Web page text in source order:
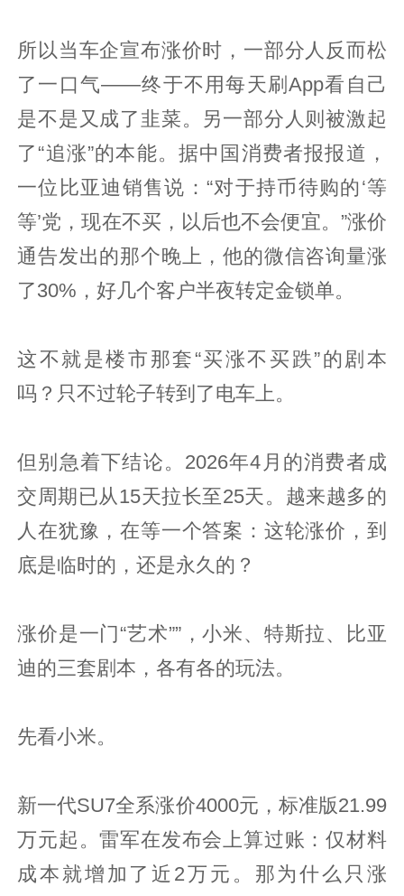
所以当车企宣布涨价时，一部分人反而松
了一口气——终于不用每天刷App看自己
是不是又成了韭菜。另一部分人则被激起
了“追涨”的本能。据中国消费者报报道，
一位比亚迪销售说：“对于持币待购的‘等
等’党，现在不买，以后也不会便宜。”涨价
通告发出的那个晚上，他的微信咨询量涨
了30%，好几个客户半夜转定金锁单。
这不就是楼市那套“买涨不买跌”的剧本
吗？只不过轮子转到了电车上。
但别急着下结论。2026年4月的消费者成
交周期已从15天拉长至25天。越来越多的
人在犹豫，在等一个答案：这轮涨价，到
底是临时的，还是永久的？
涨价是一门“艺术””，小米、特斯拉、比亚
迪的三套剧本，各有各的玩法。
先看小米。
新一代SU7全系涨价4000元，标准版21.99
万元起。雷军在发布会上算过账：仅材料
成本就增加了近2万元。那为什么只涨